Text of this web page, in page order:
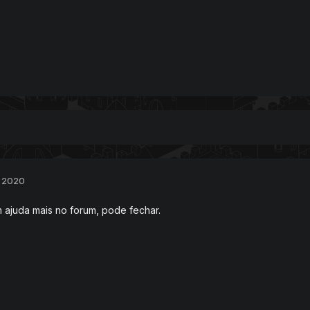
2020
ajuda mais no forum, pode fechar.